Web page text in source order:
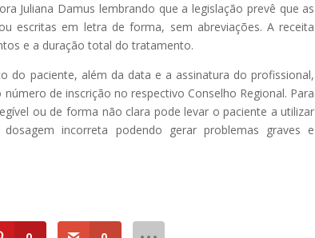
Juliana Damus lembrando que a legislação prevê que as
escritas em letra de forma, sem abreviações. A receita
e a duração total do tratamento.
do paciente, além da data e a assinatura do profissional,
de inscrição no respectivo Conselho Regional. Para
ou de forma não clara pode levar o paciente a utilizar
incorreta podendo gerar problemas graves e